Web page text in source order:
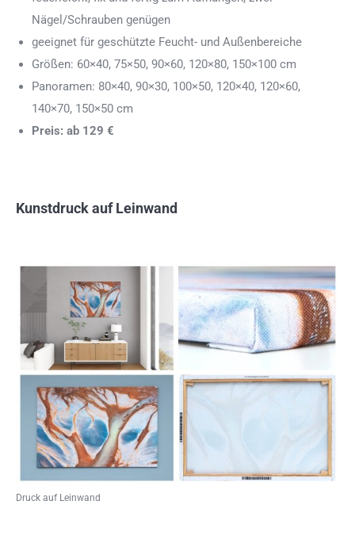
Nägel/Schrauben genügen
geeignet für geschützte Feucht- und Außenbereiche
Größen: 60×40, 75×50, 90×60, 120×80, 150×100 cm
Panoramen: 80×40, 90×30, 100×50, 120×40, 120×60,
140×70, 150×50 cm
Preis: ab 129 €
Kunstdruck auf Leinwand
Druck auf Leinwand